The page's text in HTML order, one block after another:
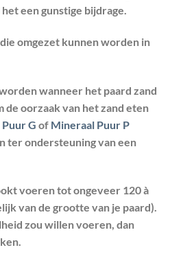
een gunstige bijdrage.
omgezet kunnen worden in
wanneer het paard zand
de oorzaak van het zand eten
G of Mineraal Puur P
ter ondersteuning van een
voeren tot ongeveer 120 à
van de grootte van je paard).
zou willen voeren, dan